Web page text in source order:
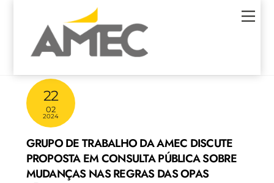
22
02
2024
GRUPO DE TRABALHO DA AMEC DISCUTE
PROPOSTA EM CONSULTA PÚBLICA SOBRE
MUDANÇAS NAS REGRAS DAS OPAS